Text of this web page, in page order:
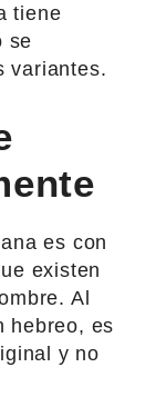
tiene
se
variantes.
es con
existen
Al
hebreo, es
y no